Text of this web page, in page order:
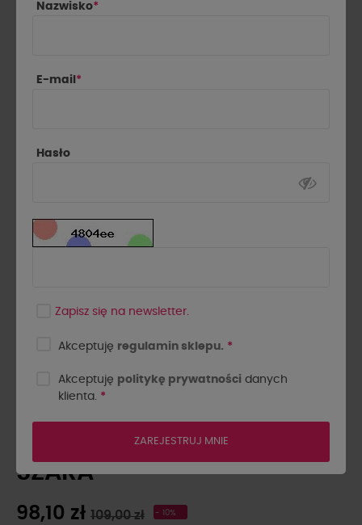
PAPROCI BY O LA LA...!
SZARA
98,10 zł 109,00 zł - 10%
Nazwisko*
E-mail *
Hasło
Zapisz się na newsletter.
Akceptuję regulamin sklepu. *
Akceptuję politykę prywatności danych
klienta. *
ZAREJESTRUJ MNIE